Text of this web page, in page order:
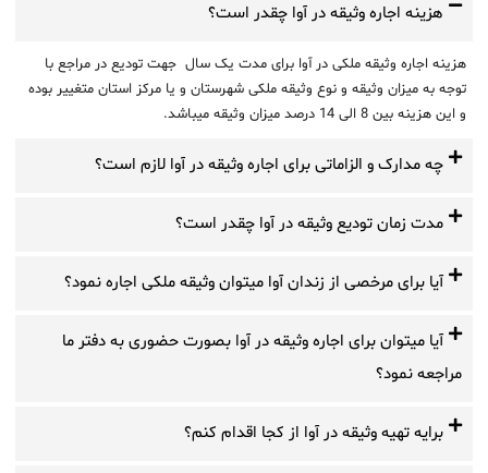
هزینه اجاره وثیقه در آوا چقدر است؟
هزینه اجاره وثیقه ملکی در آوا برای مدت یک سال جهت تودیع در مراجع با
توجه به میزان وثیقه و نوع وثیقه ملکی شهرستان و یا مرکز استان متغییر بوده
و این هزینه بین 8 الی 14 درصد میزان وثیقه میباشد.
چه مدارک و الزاماتی برای اجاره وثیقه در آوا لازم است؟
مدت زمان تودیع وثیقه در آوا چقدر است؟
آیا برای مرخصی از زندان آوا میتوان وثیقه ملکی اجاره نمود؟
آیا میتوان برای اجاره وثیقه در آوا بصورت حضوری به دفتر ما
مراجعه نمود؟
برایه تهیه وثیقه در آوا از کجا اقدام کنم؟